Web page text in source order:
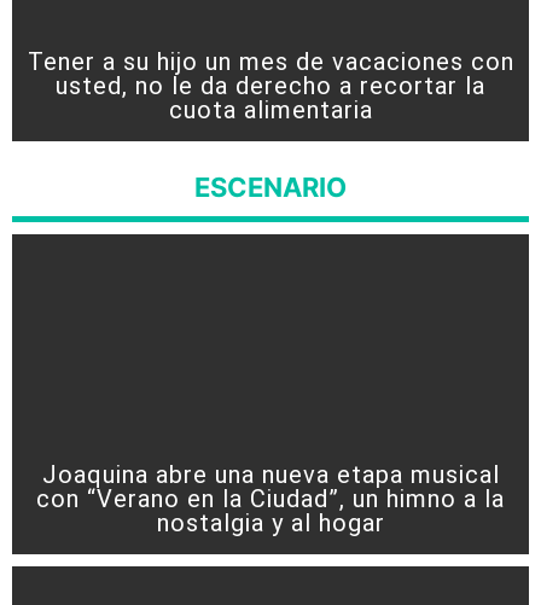
Tener a su hijo un mes de vacaciones con
usted, no le da derecho a recortar la
cuota alimentaria
ESCENARIO
Joaquina abre una nueva etapa musical
con “Verano en la Ciudad”, un himno a la
nostalgia y al hogar